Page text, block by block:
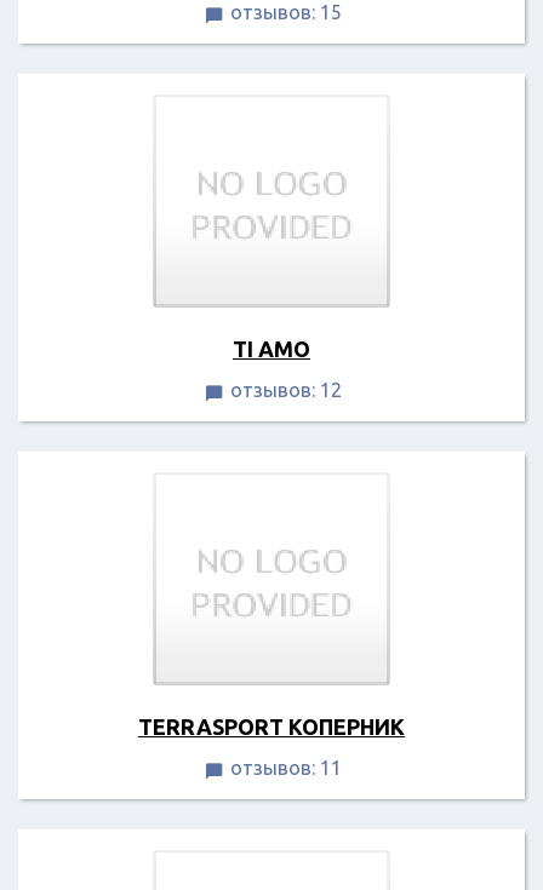
 отзывов: 15
TI AMO
 отзывов: 12
TERRASPORT КОПЕРНИК
 отзывов: 11